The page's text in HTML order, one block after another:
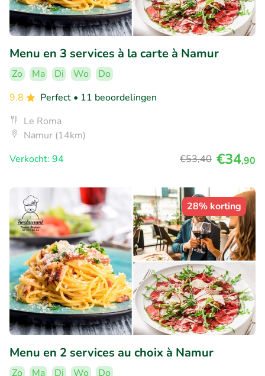
Menu en 3 services à la carte à Namur
Zo Ma Di Wo
Do
9.8
Perfect • 11 beoordelingen
Le Roma
Namur (14km)
Verkocht: 94
€53,40 €34,90
28% korting
Menu en 2 services au choix à Namur
Zo Ma Di Wo
Do